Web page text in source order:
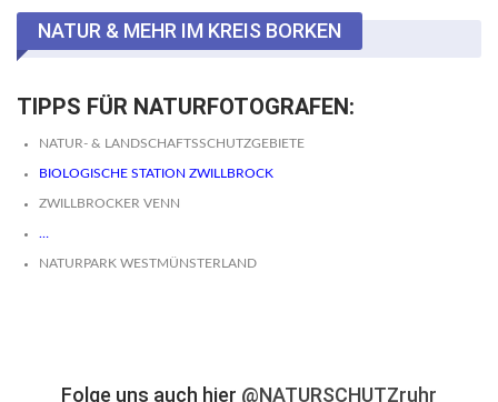
NATUR & MEHR IM KREIS BORKEN
TIPPS FÜR NATURFOTOGRAFEN:
NATUR- & LANDSCHAFTSSCHUTZGEBIETE
BIOLOGISCHE STATION ZWILLBROCK
ZWILLBROCKER VENN
…
NATURPARK WESTMÜNSTERLAND
Folge uns auch hier @NATURSCHUTZruhr